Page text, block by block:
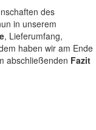
des
in unserem
, Lieferumfang,
haben wir am Ende
abschließenden Fazit